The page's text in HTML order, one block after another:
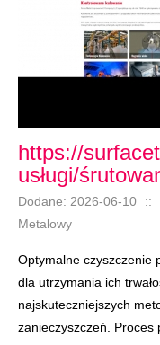
https://
usługi/
Dodane: 2026-06-10 ::
Metalowy
Optymalne czyszczenie
dla utrzymania ich
najskuteczniejszych
zanieczyszczeń.